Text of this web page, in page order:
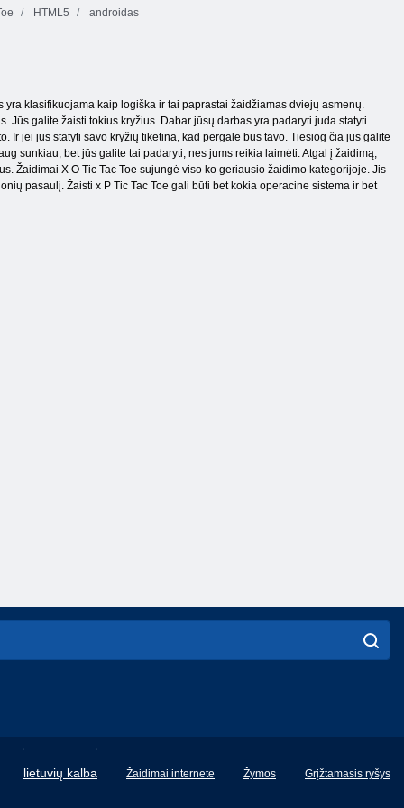
HTML5 androidas
yra klasifikuojama kaip logiška ir tai paprastai žaidžiamas dviejų asmenų.
Jūs galite žaisti tokius kryžius. Dabar jūsų darbas yra padaryti juda statyti
Ir jei jūs statyti savo kryžių tikėtina, kad pergalė bus tavo. Tiesiog čia jūs galite
sunkiau, bet jūs galite tai padaryti, nes jums reikia laimėti. Atgal į žaidimą,
Žaidimai X O Tic Tac Toe sujungė viso ko geriausio žaidimo kategorijoje. Jis
pasaulį. Žaisti x P Tic Tac Toe gali būti bet kokia operacine sistema ir bet
lietuvių kalba
English
Žaidimai internete Žymos Grįžtamasis ryšys